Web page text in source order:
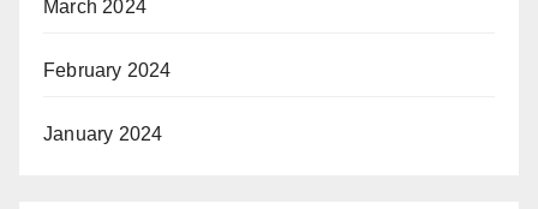
March 2024
February 2024
January 2024